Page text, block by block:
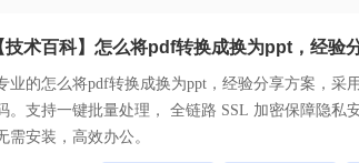
技术百科】怎么将pdf转换成换为ppt，经验
业的怎么将pdf转换成换为ppt，经验分享方案，采
不乱码。支持一键批量处理， 全链路 SSL
需安装，高效办公。